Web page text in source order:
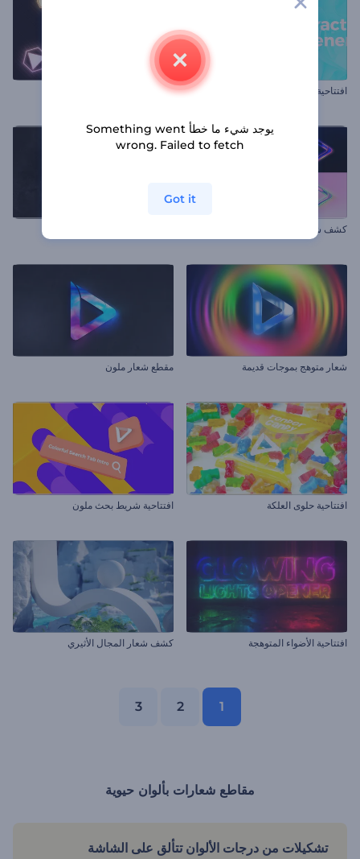
افتتاحية عروض بصرية تجريدية افتتاحية أشكال نيون متحركة
كشف شعار كروم لامع
شعار متوهج بموجات قديمة مقطع شعار ملون
افتتاحية حلوى العلكة افتتاحية شريط بحث ملون
افتتاحية الأضواء المتوهجة كشف شعار المجال الأثيري
1
2
3
مقاطع شعارات بألوان حيوية
تشكيلات من درجات الألوان تتألق على الشاشة
يوجد شيء ما خطأ Something went
wrong. Failed to fetch
Got it